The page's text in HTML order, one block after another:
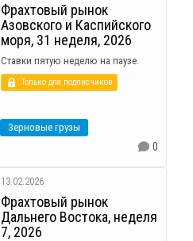
Фрахтовый рынок
Азовского и Каспийского
моря, 31 неделя, 2026
Ставки пятую неделю на паузе.
Только для подписчиков
Зерновые грузы
0
13.02.2026
Фрахтовый рынок
Дальнего Востока, неделя
7, 2026